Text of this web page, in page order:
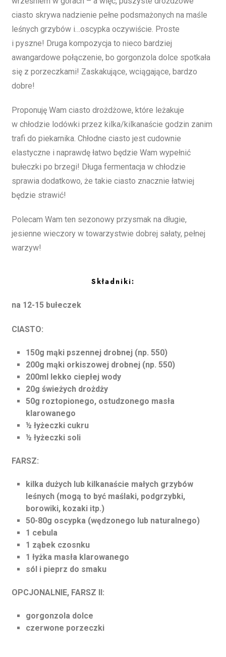
ciasto skrywa nadzienie pełne podsmażonych na maśle
leśnych grzybów i…oscypka oczywiście. Proste
i pyszne! Druga kompozycja to nieco bardziej
awangardowe połączenie, bo gorgonzola dolce spotkała
się z porzeczkami! Zaskakujące, wciągające, bardzo
dobre!
Proponuję Wam ciasto drożdżowe, które leżakuje
w chłodzie lodówki przez kilka/kilkanaście godzin zanim
trafi do piekarnika. Chłodne ciasto jest cudownie
elastyczne i naprawdę łatwo będzie Wam wypełnić
bułeczki po brzegi! Długa fermentacja w chłodzie
sprawia dodatkowo, że takie ciasto znacznie łatwiej
będzie strawić!
Polecam Wam ten sezonowy przysmak na długie,
jesienne wieczory w towarzystwie dobrej sałaty, pełnej
warzyw!
Składniki:
na 12-15 bułeczek
CIASTO:
150g mąki pszennej drobnej (np. 550)
200g mąki orkiszowej drobnej (np. 550)
200ml lekko ciepłej wody
20g świeżych drożdży
50g roztopionego, ostudzonego masła
klarowanego
½ łyżeczki cukru
½ łyżeczki soli
FARSZ:
kilka dużych lub kilkanaście małych grzybów
leśnych (mogą to być maślaki, podgrzybki,
borowiki, kozaki itp.)
50-80g oscypka (wędzonego lub naturalnego)
1 cebula
1 ząbek czosnku
1 łyżka masła klarowanego
sól i pieprz do smaku
OPCJONALNIE, FARSZ II:
gorgonzola dolce
czerwone porzeczki